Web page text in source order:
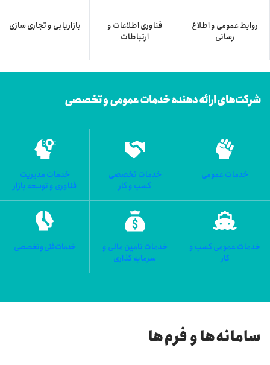
روابط عمومی و اطلاع
رسانی
فناوری اطلاعات و
ارتباطات
بازاریابی و تجاری سازی
شرکت‌های ارائه دهنده خدمات عمومی و تخصصی
خدمات عمومی
خدمات تخصصی
کسب و کار
خدمات مدیریت
فناوری و توسعه بازار
خدمات عمومی کسب و
کار
خدمات تامین مالی و
سرمایه گذاری
خدمات فنی و تخصصی
سامانه‌ها و فرم‌ها